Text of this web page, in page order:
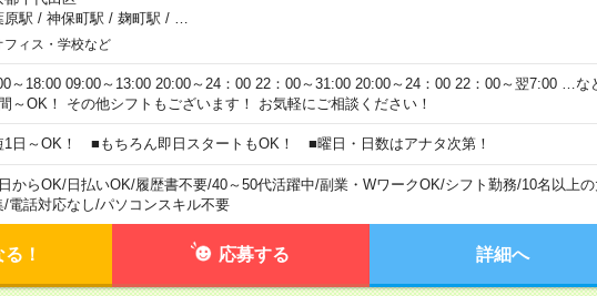
原駅 / 神保町駅 / 麹町駅 /
フィス・学校など
～18:00 09:00～13:00 20:00～24：00 22：00～31:00 20:00～24：00 22：00～翌7:00 …な
～OK！ その他シフトもございます！ お気軽にご相談ください！
1日～OK！ ■もちろん即日スタートもOK！ ■曜日・日数はアナタ次第！
からOK/日払いOK/履歴書不要/40～50代活躍中/副業・WワークOK/シフト勤務/10名以上
/電話対応なし/パソコンスキル不要
！ 応募する 詳細へ